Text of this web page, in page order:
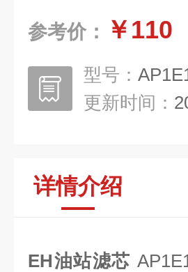
参考价： ￥110
型号：
更新时间：
详情介绍
EH油站滤芯